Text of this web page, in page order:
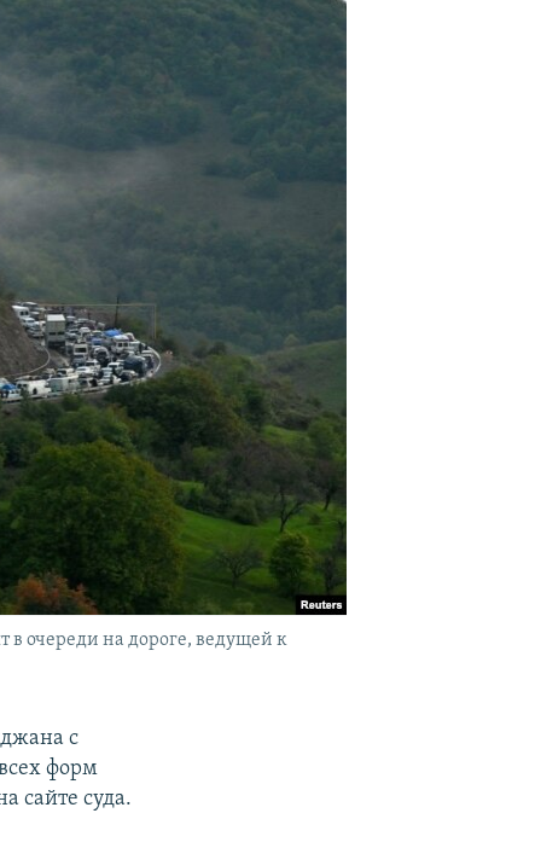
в очереди на дороге, ведущей к
с
форм
сайте суда.